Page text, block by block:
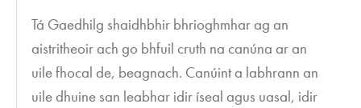
Tá Gaedhilg shaidhbhir bhrioghmhar ag an
aistritheoir ach go bhfuil cruth na canúna ar an
uile fhocal de, beagnach. Canúint a labhrann an
uile dhuine san leabhar idir íseal agus uasal, idir